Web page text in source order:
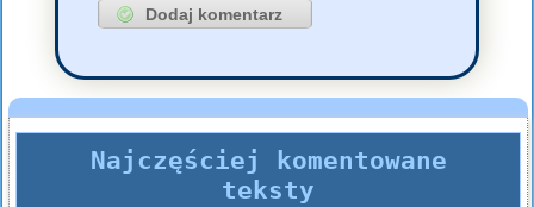
Najczęściej komentowane
teksty